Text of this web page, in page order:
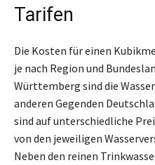
Tarifen
Die Kosten für einen
je nach Region und
Württemberg sind die
anderen Gegenden
sind auf unterschiedliche
von den jeweiligen
Neben den reinen